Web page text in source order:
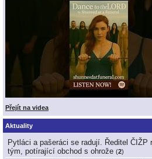
Přejít na videa
Aktuality
Pytláci a pašeráci se radují. Ředitel ČIŽP
tým, potírající obchod s ohrože (2)